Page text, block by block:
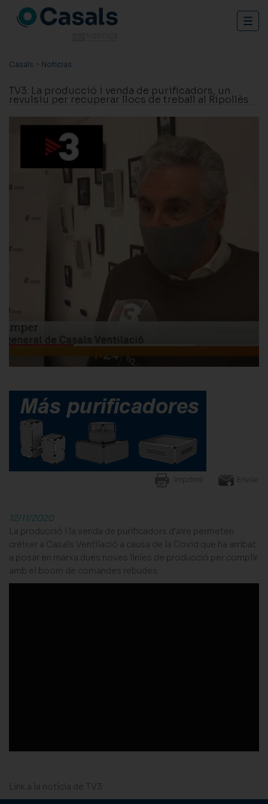
Casals > Noticias
TV3. La producció i venda de purificadors, un
revulsiu per recuperar llocs de treball al Ripollès
Imprimir Enviar
12/11/2020
La producció i la venda de purificadors d'aire permeten
créixer a Casals Ventilació a causa de la Covid que ha arribat
a posar en marxa dues noves línies de producció per complir
amb el boom de comandes rebudes.
Link a la notícia de TV3